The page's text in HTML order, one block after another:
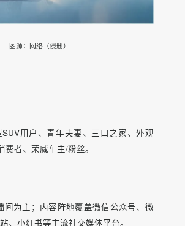
SUV用户、青年夫妻、三口之家、外观